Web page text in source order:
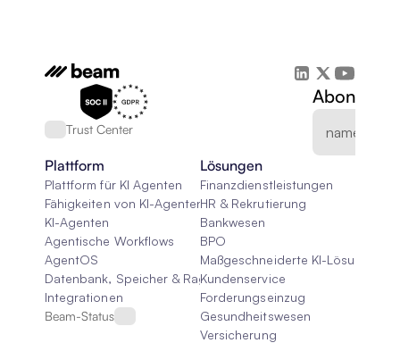
Trust Center
Plattform
Plattform für KI Agenten
Fähigkeiten von KI-Agenten
KI-Agenten
Agentische Workflows
AgentOS
Datenbank, Speicher & Rag
Integrationen
Beam-Status
Lösungen
Finanzdienstleistungen
HR & Rekrutierung
Bankwesen
BPO
Maßgeschneiderte KI-Lösungen
Kundenservice
Forderungseinzug
Gesundheitswesen
Versicherung